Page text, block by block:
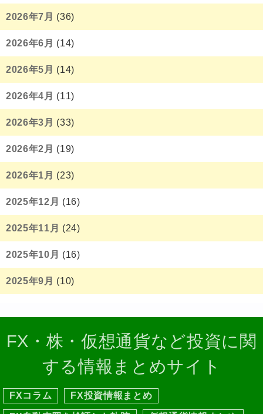
2026年7月 (36)
2026年6月 (14)
2026年5月 (14)
2026年4月 (11)
2026年3月 (33)
2026年2月 (19)
2026年1月 (23)
2025年12月 (16)
2025年11月 (24)
2025年10月 (16)
2025年9月 (10)
FX・株・仮想通貨など投資に関
する情報まとめサイト
FXコラム FX投資情報まとめ